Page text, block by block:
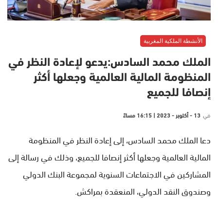
الأنشطة الملكية المغربية
الملك محمد السادس:يدعو لإعادة النظر في
المنظومة المالية العالمية وجعلها أكثر
إنصافا للجميع
في 13 - أكتوبر - 2023 | 16:15 مساءً
دعا الملك محمد السادس، إلى إعادة النظر في المنظومة
المالية العالمية وجعلها أكثر إنصافا للجميع، وذلك في رسالة إلى
المشاركين في الاجتماعات السنوية لمجموعة البنك الدولي
وصندوق النقد الدولي، المنعقدة بمراكش.